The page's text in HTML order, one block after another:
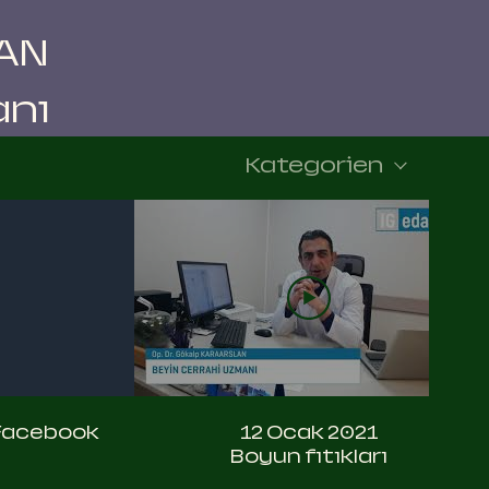
Kategorien
12 Ocak 2021
Boyun fıtıkları